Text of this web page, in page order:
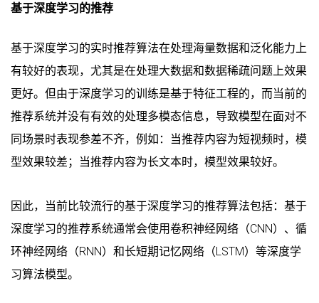
基于深度学习的推荐
基于深度学习的实时推荐算法在处理海量数据和泛化能力上
有较好的表现，尤其是在处理大数据和数据稀疏问题上效果
更好。但由于深度学习的训练是基于特征工程的，而当前的
推荐系统并没有有效的处理多模态信息，导致模型在面对不
同场景时表现参差不齐，例如：当推荐内容为短视频时，模
型效果较差；当推荐内容为长文本时，模型效果较好。
因此，当前比较流行的基于深度学习的推荐算法包括：基于
深度学习的推荐系统通常会使用卷积神经网络（CNN）、循
环神经网络（RNN）和长短期记忆网络（LSTM）等深度学
习算法模型。